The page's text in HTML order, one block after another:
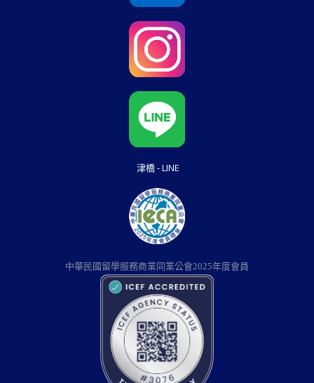
津橋 - LINE
中華民國留學服務商業同業公會2025年度會員